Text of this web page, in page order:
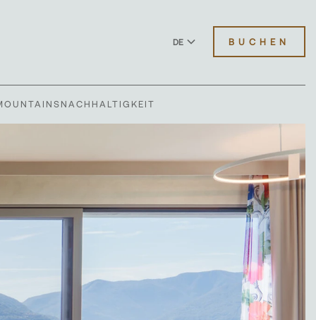
DE
BUCHEN
NACHHALTIGKEIT